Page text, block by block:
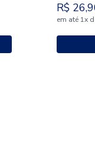
R$ 26,
em até 1x